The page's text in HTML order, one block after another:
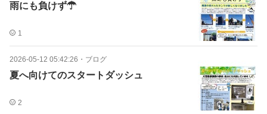
雨にも負けず☂
1
2026-05-12 05:42:26 ・ ブログ
夏へ向けてのスタートダッシュ
2